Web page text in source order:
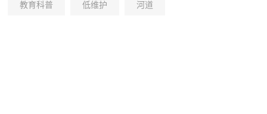
教育科普 低维护 河道